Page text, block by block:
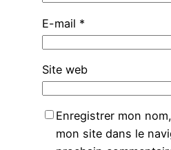
E-mail *
Site web
Enregistrer mon
mon site dans le